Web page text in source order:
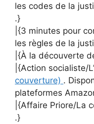
les codes de la
.}
|{3 minutes pour
les règles de la
|{À la découverte
|{Action socialiste/
couverture) .
plateformes
|{Affaire Priore/La
.}